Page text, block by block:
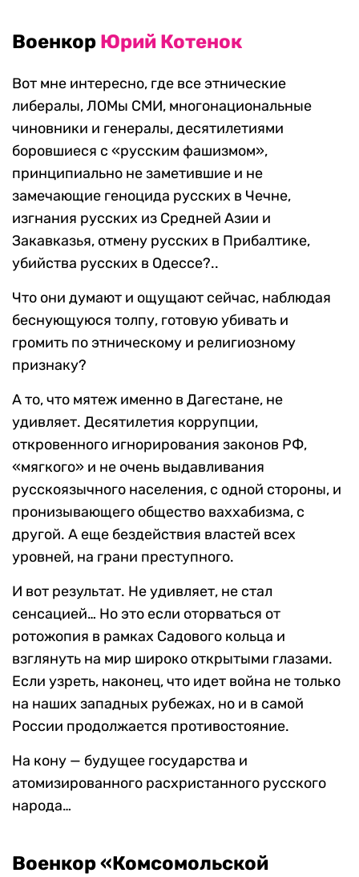
Военкор Юрий Котенок
Вот мне интересно, где все этнические
либералы, ЛОМы СМИ, многонациональные
чиновники и генералы, десятилетиями
боровшиеся с «русским фашизмом»,
принципиально не заметившие и не
замечающие геноцида русских в Чечне,
изгнания русских из Средней Азии и
Закавказья, отмену русских в Прибалтике,
убийства русских в Одессе?..
Что они думают и ощущают сейчас, наблюдая
беснующуюся толпу, готовую убивать и
громить по этническому и религиозному
признаку?
А то, что мятеж именно в Дагестане, не
удивляет. Десятилетия коррупции,
откровенного игнорирования законов РФ,
«мягкого» и не очень выдавливания
русскоязычного населения, с одной стороны, и
пронизывающего общество ваххабизма, с
другой. А еще бездействия властей всех
уровней, на грани преступного.
И вот результат. Не удивляет, не стал
сенсацией… Но это если оторваться от
ротожопия в рамках Садового кольца и
взглянуть на мир широко открытыми глазами.
Если узреть, наконец, что идет война не только
на наших западных рубежах, но и в самой
России продолжается противостояние.
На кону — будущее государства и
атомизированного расхристанного русского
народа…
Военкор «Комсомольской